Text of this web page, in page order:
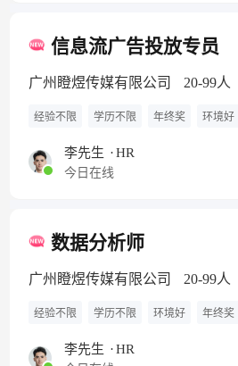
信息流广告投放专员
广州瞪煜传媒有限公司 20-99人
经验不限 学历不限 年终奖 环境好
李先生 ·HR
今日在线
数据分析师
广州瞪煜传媒有限公司 20-99人
经验不限 学历不限 环境好 年终奖
李先生 ·HR